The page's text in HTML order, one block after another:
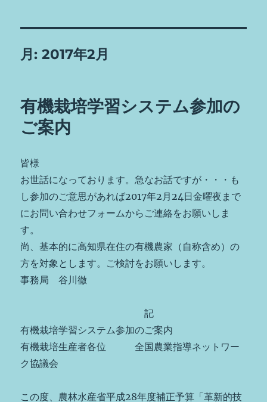
月:2017年2月
有機栽培学習システム参加の
ご案内
皆様
お世話になっております。急なお話ですが・・・も
し参加のご意思があれば2017年2月24日金曜夜まで
にお問い合わせフォームからご連絡をお願いしま
す。
尚、基本的に高知県在住の有機農家（自称含め）の
方を対象とします。ご検討をお願いします。
事務局 谷川徹
記
有機栽培学習システム参加のご案内
有機栽培生産者各位 全国農業指導ネットワー
ク協議会
この度、農林水産省平成28年度補正予算「革新的技